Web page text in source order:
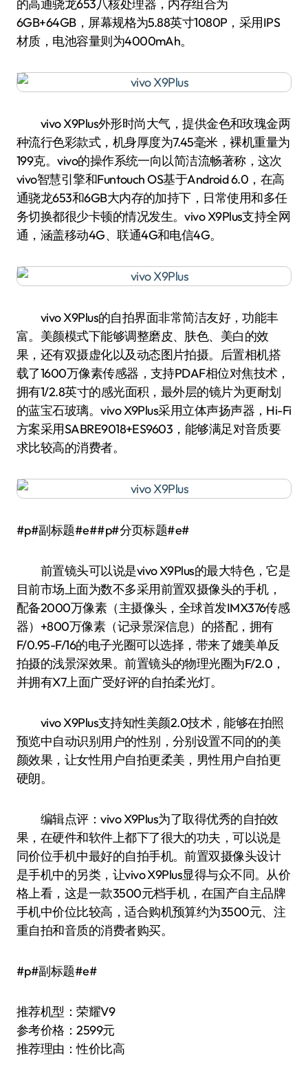
的高通骁龙653八核处理器，内存组合为
6GB+64GB，屏幕规格为5.88英寸1080P，采用IPS
材质，电池容量则为4000mAh。
vivo X9Plus外形时尚大气，提供金色和玫瑰金两
种流行色彩款式，机身厚度为7.45毫米，裸机重量为
199克。vivo的操作系统一向以简洁流畅著称，这次
vivo智慧引擎和Funtouch OS基于Android 6.0，在高
通骁龙653和6GB大内存的加持下，日常使用和多任
务切换都很少卡顿的情况发生。vivo X9Plus支持全网
通，涵盖移动4G、联通4G和电信4G。
vivo X9Plus的自拍界面非常简洁友好，功能丰
富。美颜模式下能够调整磨皮、肤色、美白的效
果，还有双摄虚化以及动态图片拍摄。后置相机搭
载了1600万像素传感器，支持PDAF相位对焦技术，
拥有1/2.8英寸的感光面积，最外层的镜片为更耐划
的蓝宝石玻璃。vivo X9Plus采用立体声扬声器，Hi-Fi
方案采用SABRE9018+ES9603，能够满足对音质要
求比较高的消费者。
#p#副标题#e##p#分页标题#e#
前置镜头可以说是vivo X9Plus的最大特色，它是
目前市场上面为数不多采用前置双摄像头的手机，
配备2000万像素（主摄像头，全球首发IMX376传感
器）+800万像素（记录景深信息）的搭配，拥有
F/0.95-F/16的电子光圈可以选择，带来了媲美单反
拍摄的浅景深效果。前置镜头的物理光圈为F/2.0，
并拥有X7上面广受好评的自拍柔光灯。
vivo X9Plus支持知性美颜2.0技术，能够在拍照
预览中自动识别用户的性别，分别设置不同的的美
颜效果，让女性用户自拍更柔美，男性用户自拍更
硬朗。
编辑点评：vivo X9Plus为了取得优秀的自拍效
果，在硬件和软件上都下了很大的功夫，可以说是
同价位手机中最好的自拍手机。前置双摄像头设计
是手机中的另类，让vivo X9Plus显得与众不同。从价
格上看，这是一款3500元档手机，在国产自主品牌
手机中价位比较高，适合购机预算约为3500元、注
重自拍和音质的消费者购买。
#p#副标题#e#
推荐机型：荣耀V9
参考价格：2599元
推荐理由：性价比高